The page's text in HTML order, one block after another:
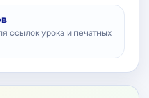
ссылок урока и печатных